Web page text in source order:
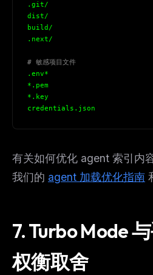
.git/
dist/
build/
.next/
# 敏感项目文件
.env*
*.pem
*.key
credentials.json
有关如何优化 agent 索引内
我们的 agent 加载优化指南
7. Turbo Mode
权衡取舍